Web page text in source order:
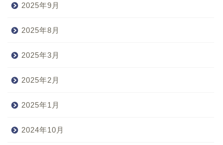
2025年9月
2025年8月
2025年3月
2025年2月
2025年1月
2024年10月